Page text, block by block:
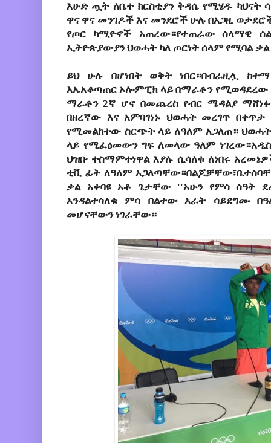
እሁድ ጧት ለቤተ ክርስቲያን ቅዳሴ የሚሄዱ ካህናት
ዋና ዋና መንገዶች እና መንደሮች ሁሉ በአጋዚ
የጦር ካሚዮኖች አጠረው።የተጠራው ሰላማዊ
ኢትዮጵያውያን ህወሓት ካለ ጦርነት ሰላም የሚባል
ይህ ሁሉ በሆነበት ወቅት ነበር።በብራዚሏ
እኤአቆጣጠር ኦሎምፒክ ላይ በማራቶን የሚወዳደረው
ማራቶን 2ኛ ሆኖ በመጨረስ የብር ሜዳልያ ማሸነፉን
በዘረኛው እና አምባገነኑ ህወሓት መረገጥ
የሚመልከተው ስርጭት ላይ ለዓለም አጋለጠ።
ላይ የሚፈፅመውን ግፍ ለመላው ዓለም
ህዝቡ ተስማምተነዋል እያሉ ሲሳለቁ ለነበሩ
ቲቪ ፊት ለዓለም
ቃል አቀባዩ አቶ ጌታቸው ''አሁን የምሳ ሰዓት
እንዳልተሳለቁ ምሳ በልተው እራት ሳይደግሙ
መሆናቸውን ነገራቸው።